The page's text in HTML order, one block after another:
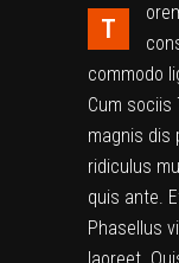
T
commodo
Cum sociis
magnis dis
ridiculus
quis ante.
Phasellus